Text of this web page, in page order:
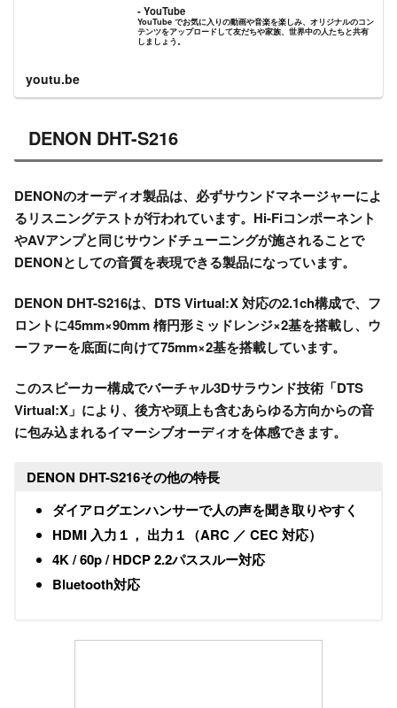
- YouTube
YouTube でお気に入りの動画や音楽を楽しみ、オリジナルのコン
テンツをアップロードして友だちや家族、世界中の人たちと共有
しましょう。
youtu.be
DENON DHT-S216
DENONのオーディオ製品は、必ずサウンドマネージャーによ
るリスニングテストが行われています。Hi-Fiコンポーネント
やAVアンプと同じサウンドチューニングが施されることで
DENONとしての音質を表現できる製品になっています。
DENON DHT-S216は、DTS Virtual:X 対応の2.1ch構成で、フ
ロントに45mm×90mm 楕円形ミッドレンジ×2基を搭載し、ウ
ーファーを底面に向けて75mm×2基を搭載しています。
このスピーカー構成でバーチャル3Dサラウンド技術「DTS
Virtual:X」により、後方や頭上も含むあらゆる方向からの音
に包み込まれるイマーシブオーディオを体感できます。
DENON DHT-S216その他の特長
ダイアログエンハンサーで人の声を聞き取りやすく
HDMI 入力１， 出力１（ARC ／ CEC 対応）
4K / 60p / HDCP 2.2パススルー対応
Bluetooth対応